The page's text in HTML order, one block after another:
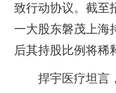
致行动协议。截至
一大股东磐茂上海
后其持股比例将稀
捍宇医疗坦言